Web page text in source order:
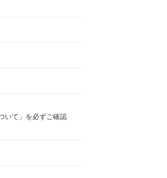
いて」を必ずご確認